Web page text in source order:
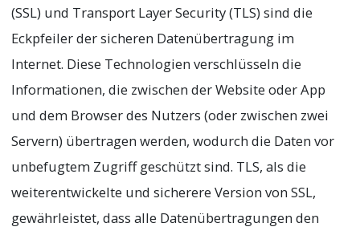
(SSL) und Transport Layer Security (TLS) sind die
Eckpfeiler der sicheren Datenübertragung im
Internet. Diese Technologien verschlüsseln die
Informationen, die zwischen der Website oder App
und dem Browser des Nutzers (oder zwischen zwei
Servern) übertragen werden, wodurch die Daten vor
unbefugtem Zugriff geschützt sind. TLS, als die
weiterentwickelte und sicherere Version von SSL,
gewährleistet, dass alle Datenübertragungen den